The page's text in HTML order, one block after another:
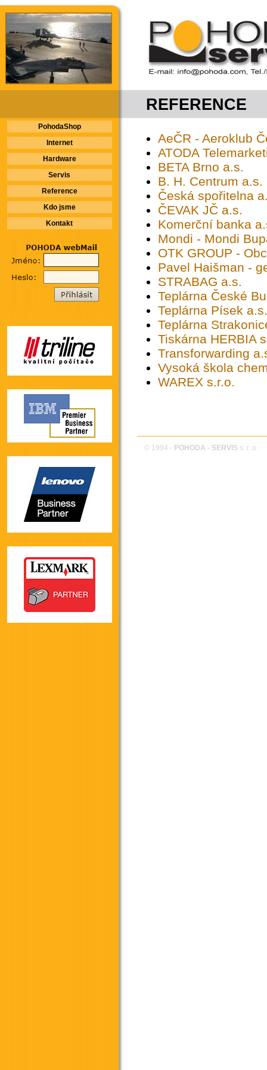
PohodaShop
Internet
Hardware
Servis
Reference
Kdo jsme
Kontakt
REFERENCE
AeČR - Aeroklub
ATODA
BETA Brno a.s.
B. H. Centrum a.s.
Česká spořitelna
ČEVAK JČ a.s.
Komerční banka
Mondi - Mondi
OTK GROUP -
Pavel Haišman -
STRABAG a.s.
Teplárna České
Teplárna Písek
Teplárna
Tiskárna HERBIA
Transforwarding
Vysoká škola
WAREX s.r.o.
© 1994 - POHODA - SERVIS s. r. o.